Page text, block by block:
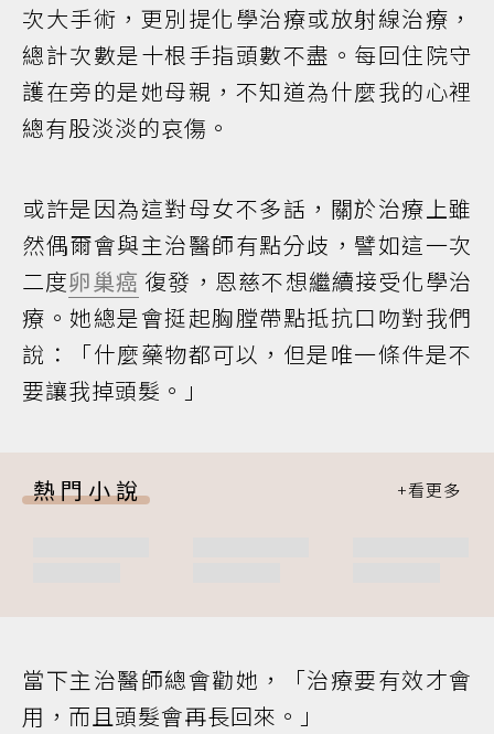
次大手術，更別提化學治療或放射線治療，
總計次數是十根手指頭數不盡。每回住院守
護在旁的是她母親，不知道為什麼我的心裡
總有股淡淡的哀傷。
或許是因為這對母女不多話，關於治療上雖
然偶爾會與主治醫師有點分歧，譬如這一次
二度卵巢癌 復發，恩慈不想繼續接受化學治
療。她總是會挺起胸膛帶點抵抗口吻對我們
說：「什麼藥物都可以，但是唯一條件是不
要讓我掉頭髮。」
熱門小說
當下主治醫師總會勸她，「治療要有效才會
用，而且頭髮會再長回來。」